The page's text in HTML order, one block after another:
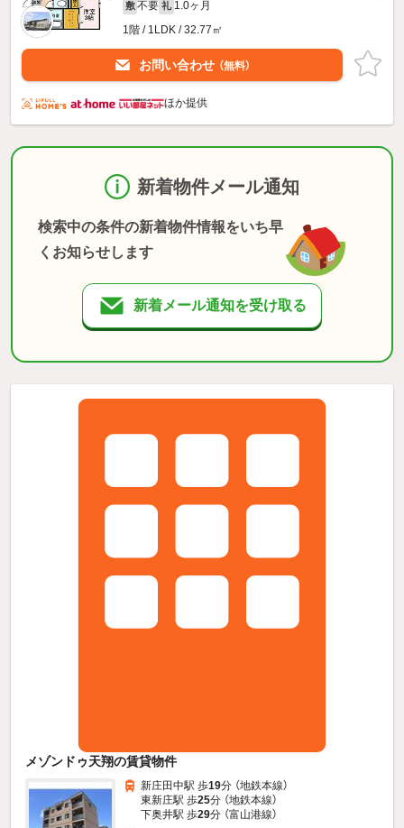
敷 不要 礼 1.0ヶ月
1階 / 1LDK / 32.77㎡
お問い合わせ （無料）
ほか提供
新着物件メール通知
検索中の条件の新着物件情報をいち早
くお知らせします
新着メール通知を受け取る
メゾンドゥ天翔の賃貸物件
新庄田中駅 歩19分 （地鉄本線）
東新庄駅 歩25分 （地鉄本線）
下奥井駅 歩29分 （富山港線）